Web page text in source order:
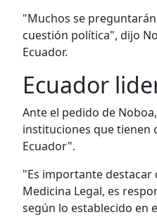
"Muchos se
cuestión política", dijo
Ecuador.
Ecuador
Ante el pedido de
instituciones que tienen
Ecuador".
"Es importante destacar
Medicina Legal, es
según lo establecido en